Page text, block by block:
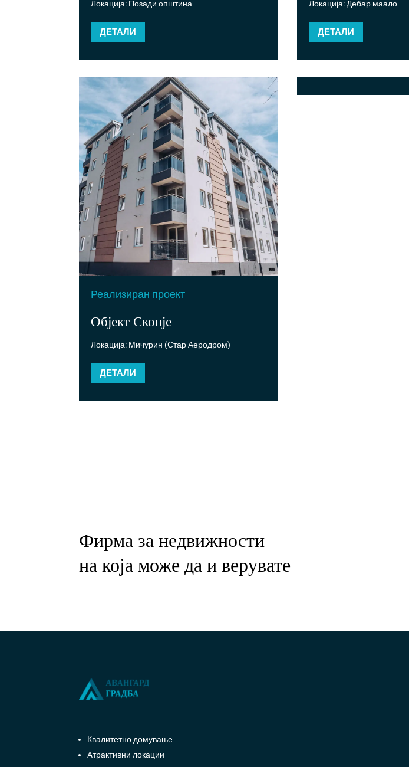
Локација: Позади општина
ДЕТАЛИ
Локација: Дебар маало
ДЕТАЛИ
Реализиран проект
Објект Скопје
Локација: Мичурин (Стар Аеродром)
ДЕТАЛИ
Фирма за недвижности
на која може да и верувате
Квалитетно домување
Aтрактивни локации